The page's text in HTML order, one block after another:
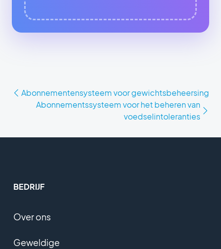
Abonnementensysteem voor gewichtsbeheersing
Abonnementssysteem voor het beheren van
voedselintoleranties
BEDRIJF
Over ons
Geweldige